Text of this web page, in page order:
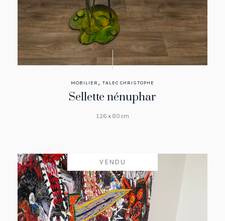
MOBILIER ,TALEC CHRISTOPHE
Sellette nénuphar
126 x 80 cm
VENDU